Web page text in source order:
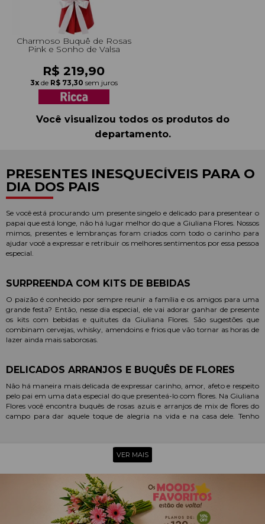
Charmoso Buquê de Rosas
Pink e Sonho de Valsa
R$ 219,90
3x de R$ 73,30 sem juros
Você visualizou todos os produtos do
departamento.
PRESENTES INESQUECÍVEIS PARA O
DIA DOS PAIS
Se você está procurando um presente singelo e delicado para presentear o
papai que está longe, não há lugar melhor do que a Giuliana Flores. Nossos
mimos, presentes e lembranças foram criados com todo o carinho para
ajudar você a expressar e retribuir os melhores sentimentos por essa pessoa
especial.
SURPREENDA COM KITS DE BEBIDAS
O paizão é conhecido por sempre reunir a família e os amigos para uma
grande festa? Então, nesse dia especial, ele vai adorar ganhar de presente
os kits com bebidas e quitutes da Giuliana Flores. São sugestões que
combinam cervejas, whisky, amendoins e frios que vão tornar as horas de
lazer ainda mais saborosas.
DELICADOS ARRANJOS E BUQUÊS DE FLORES
Não há maneira mais delicada de expressar carinho, amor, afeto e respeito
pelo pai em uma data especial do que presenteá-lo com flores. Na Giuliana
Flores você encontra buquês de rosas azuis e arranjos de mix de flores do
campo para dar aquele toque de alegria na vida e na casa dele. Tenho
CESTAS DE CAFÉ DA MANHÃ DELICIOSAS
Para quem tem um pai mais tradicional e não quer deixar o aniversário ou
aquela data comemorativa passar em branco, a dica da Giuliana Flores são
as cestas de café da manhã. Nós fizemos uma seleção especial com
biscoitos, chás, café, geleias, iogurtes que vão proporcionar uma verdadeira
refeição de rei para o paizão.
VER MAIS